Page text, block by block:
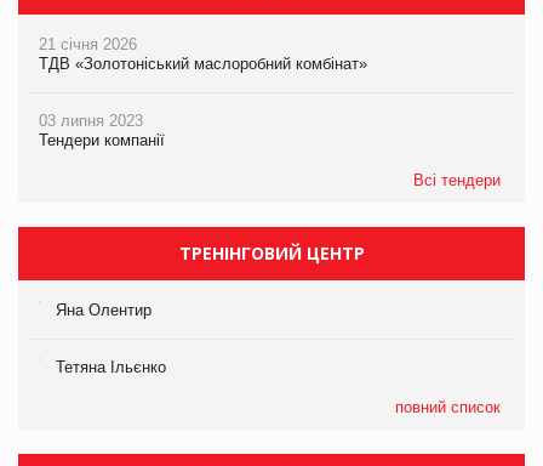
21 січня 2026
ТДВ «Золотоніський маслоробний комбінат»
03 липня 2023
Тендери компанії
Всі тендери
ТРЕНІНГОВИЙ ЦЕНТР
Яна Олентир
Тетяна Ільєнко
повний список